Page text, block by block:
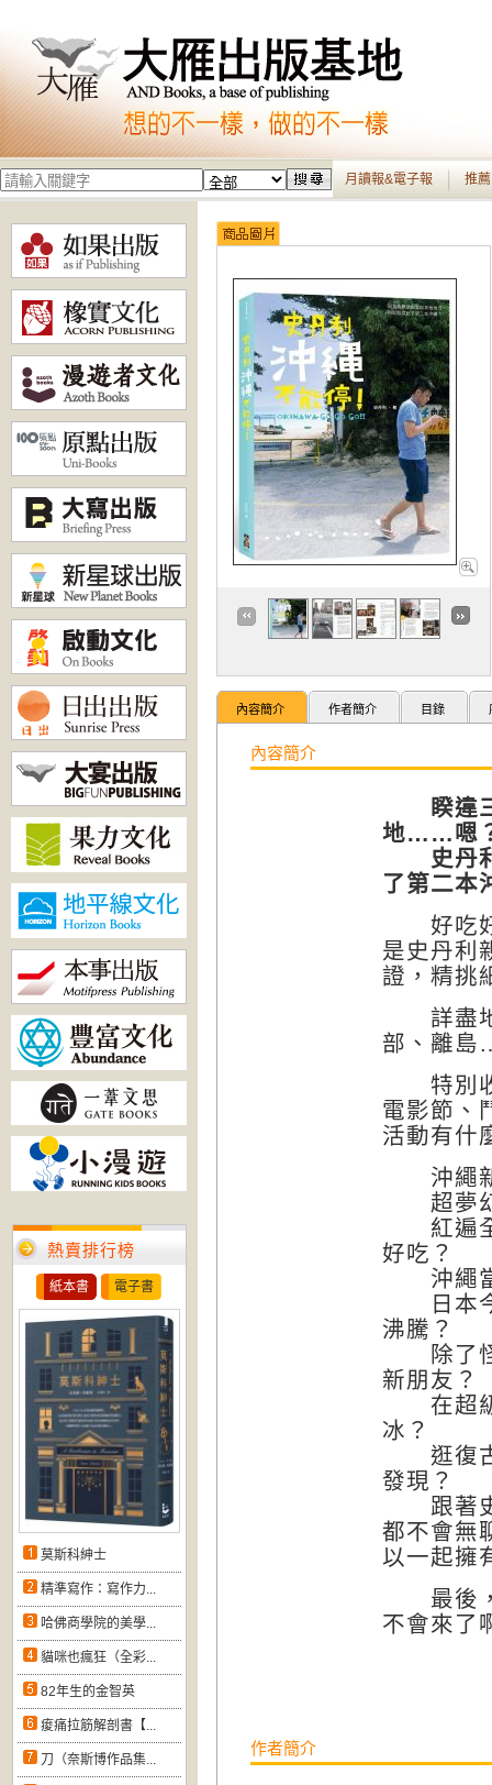
月讀報&電子報 推
熱賣排行榜
紙本書 電子書
莫斯科紳士
精準寫作：寫作力...
哈佛商學院的美學...
貓咪也瘋狂（全彩...
82年生的金智英
痠痛拉筋解剖書【...
刀（奈斯博作品集...
內容簡介 作者簡介 目錄
內容簡介
睽違
地……嗯
史丹利
了第二本
好吃好
是史丹利
證，精挑
詳盡地
部、離島
特別收
電影節、
活動有什
沖繩新
超夢幻
紅遍全
好吃？
沖繩當
日本今
沸騰？
除了怪
新朋友？
在超級
冰？
逛復古
發現？
跟著史
都不會無
以一起擁
最後，
不會來了
作者簡介